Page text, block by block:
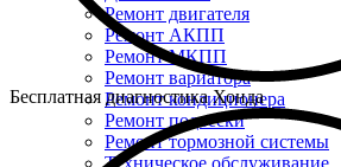
Ремонт двигателя
Ремонт АКПП
Ремонт МКПП
Ремонт вариатора
Ремонт кондиционера
Ремонт подвески
Ремонт тормозной системы
Техническое обслуживание
Бесплатная диагностика Хонда